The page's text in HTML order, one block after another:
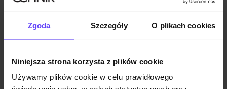
Zgoda Szczegóły O plikach cookies
Niniejsza strona korzysta z plików cookie
Używamy plików cookie w celu prawidłowego
Opinie